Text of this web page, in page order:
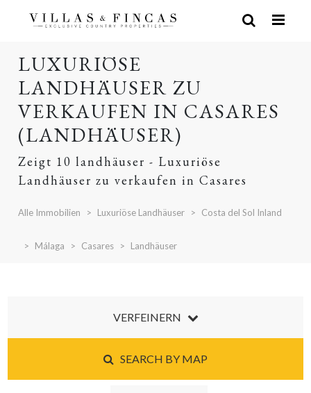
LUXURIÖSE
LANDHÄUSER ZU
VERKAUFEN IN CASARES
(LANDHÄUSER)
Zeigt 10 landhäuser - Luxuriöse
Landhäuser zu verkaufen in Casares
Alle Immobilien Luxuriöse Landhäuser Costa del Sol Inland
Málaga Casares Landhäuser
VERFEINERN
SEARCH BY MAP